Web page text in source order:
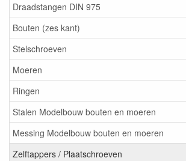
Draadstangen DIN 975
Bouten (zes kant)
Stelschroeven
Moeren
Ringen
Stalen Modelbouw bouten en moeren
Messing Modelbouw bouten en moeren
Zelftappers / Plaatschroeven